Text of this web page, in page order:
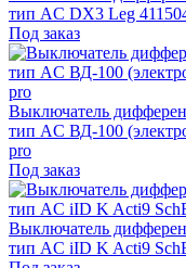
тип AC DX3 Leg
Под заказ
Выключатель
тип AC ВД-100
pro
Под заказ
Выключатель
тип AC iID K Acti9